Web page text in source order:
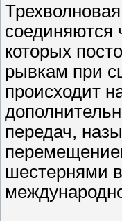
соединяются
которых
рывкам при
происходит
передач,
шестернями